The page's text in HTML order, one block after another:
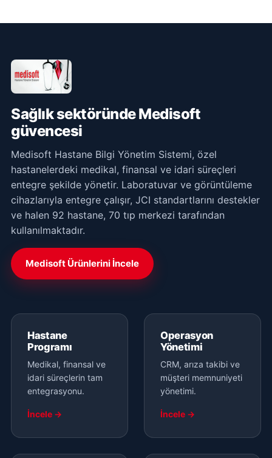
Sağlık sektöründe Medisoft
güvencesi
Medisoft Hastane Bilgi Yönetim Sistemi, özel
hastanelerdeki medikal, finansal ve idari süreçleri
entegre şekilde yönetir. Laboratuvar ve görüntüleme
cihazlarıyla entegre çalışır, JCI standartlarını destekler
ve halen 92 hastane, 70 tıp merkezi tarafından
kullanılmaktadır.
Medisoft Ürünlerini İncele
Hastane
Programı
Medikal, finansal ve
idari süreçlerin tam
entegrasyonu.
İncele →
Operasyon
Yönetimi
CRM, arıza takibi ve
müşteri memnuniyeti
yönetimi.
İncele →